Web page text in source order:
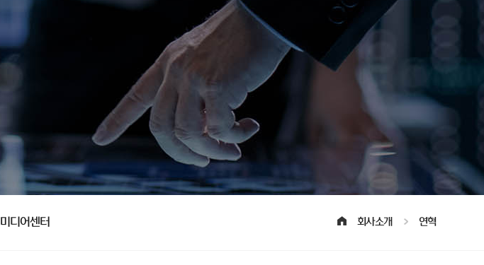
미디어센터 회사소개 연혁